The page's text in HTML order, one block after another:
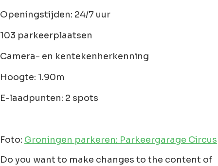
Openingstijden: 24/7 uur
103 parkeerplaatsen
Camera- en kentekenherkenning
Hoogte: 1.90m
E-laadpunten: 2 spots
Foto: Groningen parkeren: Parkeergarage Circus
Do you want to make changes to the content of